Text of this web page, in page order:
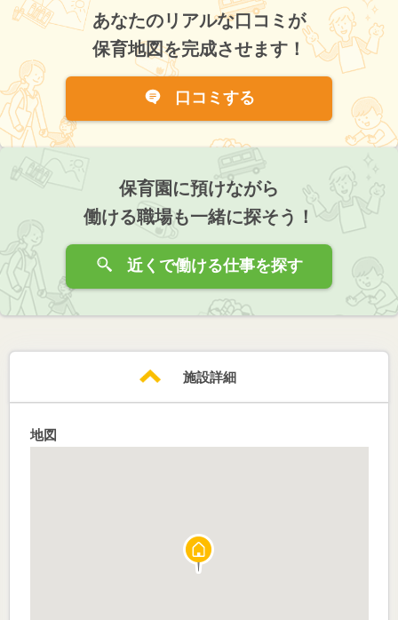
あなたのリアルな口コミが
保育地図を完成させます！
口コミする
保育園に預けながら
働ける職場も一緒に探そう！
近くで働ける仕事を探す
施設詳細
地図